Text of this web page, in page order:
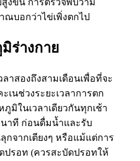
งขึ้น การตรวจพบว่ามี
บอกว่าไข่เพิ่งตกไป
ร่างกาย
าสองถึงสามเดือนเพื่อที่จะ
นช่วงระยะเวลาการตก
มิในเวลาเดียวกันทุกเช้า
นาที ก่อนดื่มน้ำและรับ
จากเตียงๆ หรือแม้แต่การ
ปรอท (ควรสะบัดปรอทให้